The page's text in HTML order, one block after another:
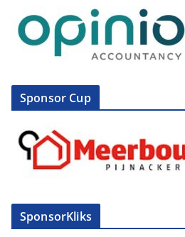
Sponsor Cup
SponsorKliks